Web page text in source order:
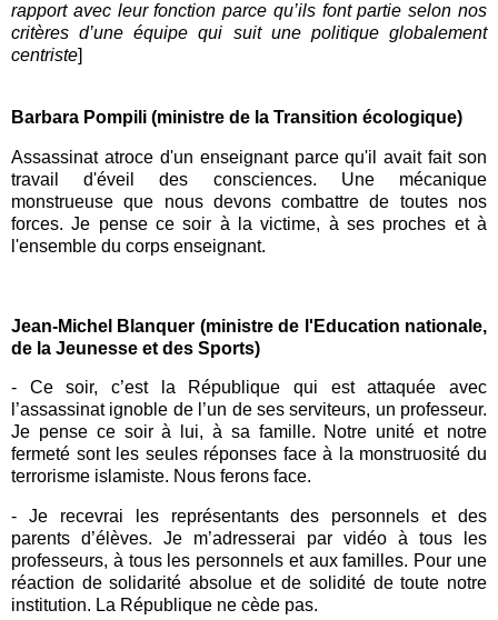
rapport avec leur fonction parce qu’ils font partie selon nos
critères d’une équipe qui suit une politique globalement
centriste]
Barbara Pompili (ministre de la Transition écologique)
Assassinat atroce d'un enseignant parce qu'il avait fait son
travail d'éveil des consciences. Une mécanique
monstrueuse que nous devons combattre de toutes nos
forces. Je pense ce soir à la victime, à ses proches et à
l'ensemble du corps enseignant.
Jean-Michel Blanquer (ministre de l'Education nationale,
de la Jeunesse et des Sports)
- Ce soir, c’est la République qui est attaquée avec
l’assassinat ignoble de l’un de ses serviteurs, un professeur.
Je pense ce soir à lui, à sa famille. Notre unité et notre
fermeté sont les seules réponses face à la monstruosité du
terrorisme islamiste. Nous ferons face.
- Je recevrai les représentants des personnels et des
parents d’élèves. Je m’adresserai par vidéo à tous les
professeurs, à tous les personnels et aux familles. Pour une
réaction de solidarité absolue et de solidité de toute notre
institution. La République ne cède pas.